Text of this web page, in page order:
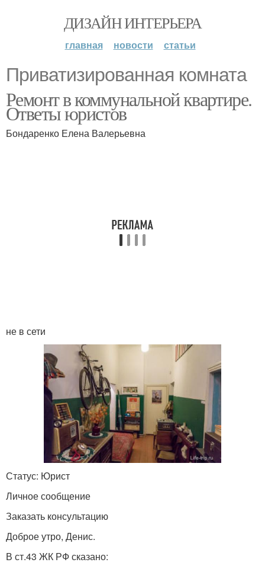
ДИЗАЙН ИНТЕРЬЕРА
главная новости статьи
Приватизированная комната
Ремонт в коммунальной квартире.
Ответы юристов
Бондаренко Елена Валерьевна
не в сети
Статус: Юрист
Личное сообщение
Заказать консультацию
Доброе утро, Денис.
В ст.43 ЖК РФ сказано: